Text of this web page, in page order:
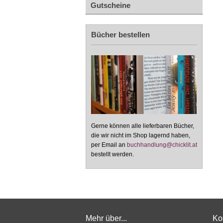
Gutscheine
Bücher bestellen
Gerne können alle lieferbaren Bücher,
die wir nicht im Shop lagernd haben,
per Email an buchhandlung@chicklit.at
bestellt werden.
Mehr über...